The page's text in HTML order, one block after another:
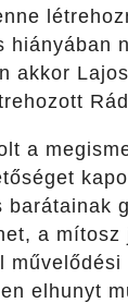
hiányában
akkor
a
a
elhunyt